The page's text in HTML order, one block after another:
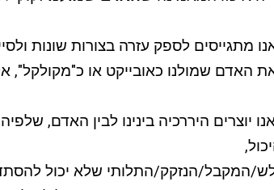
מתגייסים לספק עזרה בצורות שונות
את האדם שמולנו כאובייקט או כ"מקולקל",
יוצרים היררכיה בינינו לבין האדם,
המקבל/הנזקק/התלותי שלא יכול